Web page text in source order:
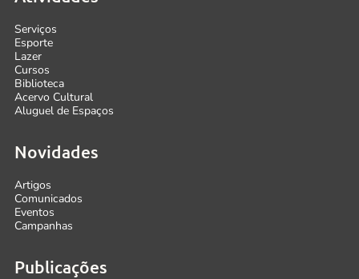
Serviços
Esporte
Lazer
Cursos
Biblioteca
Acervo Cultural
Aluguel de Espaços
Novidades
Artigos
Comunicados
Eventos
Campanhas
Publicações